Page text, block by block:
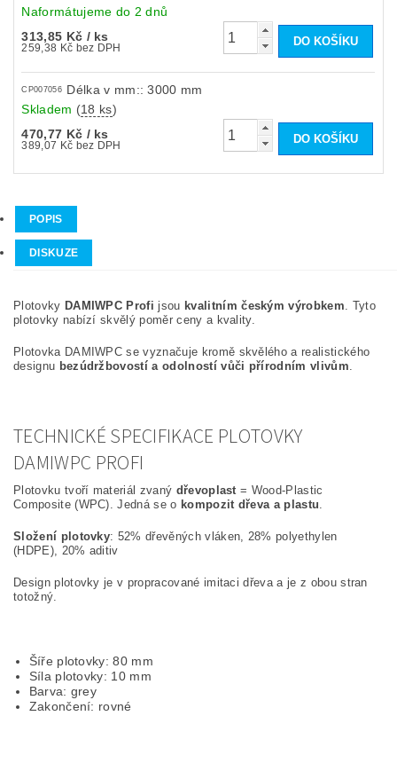
Naformátujeme do 2 dnů
313,85 Kč / ks
259,38 Kč bez DPH
CP007056
Délka v mm:: 3000 mm
Skladem (18 ks)
470,77 Kč / ks
389,07 Kč bez DPH
POPIS
DISKUZE
Plotovky DAMIWPC Profijsou kvalitním českým výrobkem . Tyto
plotovky nabízí skvělý poměr ceny a kvality.
Plotovka DAMIWPC se vyznačuje kromě skvělého a realistického
designu bezúdržbovostí a odolností vůči přírodním vlivům
TECHNICKÉ SPECIFIKACE PLOTOVKY
DAMIWPC PROFI
Plotovku tvoří materiál zvaný dřevoplast= Wood-Plastic
Composite (WPC). Jedná se o kompozit dřeva a plastu
Složení plotovky: 52% dřevěných vláken, 28% polyethylen
(HDPE), 20% aditiv
Design plotovky je v propracované imitaci dřeva a je z obou stran
totožný.
Šíře plotovky: 80 mm
Síla plotovky: 10 mm
Barva: grey
Zakončení: rovné